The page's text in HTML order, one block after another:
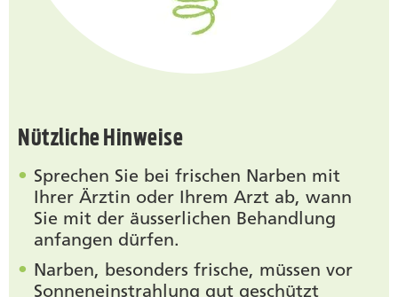
Nützliche Hinweise
Sprechen Sie bei frischen Narben mit
Ihrer Ärztin oder Ihrem Arzt ab, wann
Sie mit der äusserlichen Behandlung
anfangen dürfen.
Narben, besonders frische, müssen vor
Sonneneinstrahlung gut geschützt